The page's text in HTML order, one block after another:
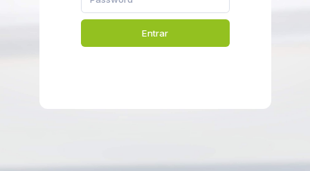
Entrar